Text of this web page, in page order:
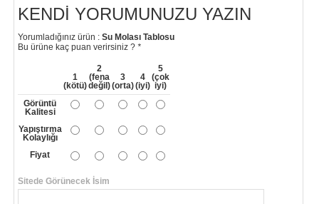
KENDI YORUMUNUZU YAZIN
Yorumladığınız ürün : Su Molası Tablosu
Bu ürüne kaç puan verirsiniz ? *
1
(kötü)
2
(fena
değil)
3
(orta)
4
(iyi)
5
(çok
iyi)
Görüntü
Kalitesi
Yapıştırma
Kolaylığı
Fiyat
Sitede Görünecek İsim